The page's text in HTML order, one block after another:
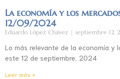
La economía y los
12/09/2024
Eduardo López Chávez septiembre 12,
Lo más relevante de la economía y
este 12 de septiembre, 2024
Leer más »